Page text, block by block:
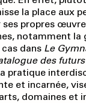
la place aux
propres
notamment la
dans Le
des futurs
pratique
et incarnée,
domaines et